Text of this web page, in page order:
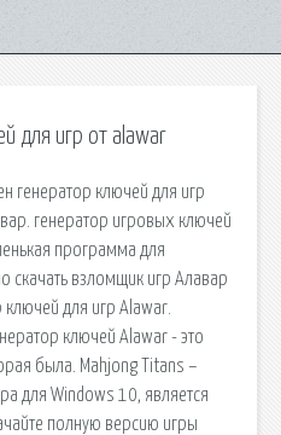
для игр от alawar
генератор ключей для игр
генератор игровых ключей
программа для
скачать взломщик игр Алавар
для игр Alawar.
ключей Alawar - это
была. Mahjong Titans –
для Windows 10, является
полную версию игры